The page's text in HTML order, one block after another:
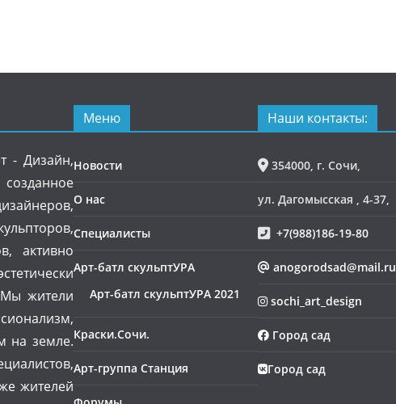
- Дизайн,
активно
жители
на земле.
жителей
Меню
Новости
О нас
Специалисты
Арт-батл скульптУРА
Арт-батл скульптУРА 2021
Краски.Сочи.
Арт-группа Станция
Наши контакты:
354000, г. Сочи,
ул. Дагомысская , 4-37,
+7(988)186-19-80
anogorodsad@mail.ru
sochi_art_design
Город сад
Город сад